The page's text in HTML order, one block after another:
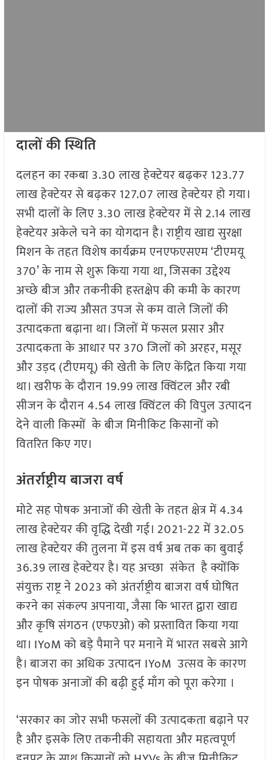
दालों की स्थिति
दलहन का रकबा 3.30 लाख हेक्टेयर बढ़कर 123.77
लाख हेक्टेयर से बढ़कर 127.07 लाख हेक्टेयर हो गया।
सभी दालों के लिए 3.30 लाख हेक्टेयर में से 2.14 लाख
हेक्टेयर अकेले चने का योगदान है। राष्ट्रीय खाद्य सुरक्षा
मिशन के तहत विशेष कार्यक्रम एनएफएसएम ‘टीएमयू
370’ के नाम से शुरू किया गया था, जिसका उद्देश्य
अच्छे बीज और तकनीकी हस्तक्षेप की कमी के कारण
दालों की राज्य औसत उपज से कम वाले जिलों की
उत्पादकता बढ़ाना था। जिलों में फसल प्रसार और
उत्पादकता के आधार पर 370 जिलों को अरहर, मसूर
और उड़द (टीएमयू) की खेती के लिए केंद्रित किया गया
था। खरीफ के दौरान 19.99 लाख क्विंटल और रबी
सीजन के दौरान 4.54 लाख क्विंटल की विपुल उत्पादन
देने वाली किस्मों के बीज मिनीकिट किसानों को
वितरित किए गए।
अंतर्राष्ट्रीय बाजरा वर्ष
मोटे सह पोषक अनाजों की खेती के तहत क्षेत्र में 4.34
लाख हेक्टेयर की वृद्धि देखी गई। 2021-22 में 32.05
लाख हेक्टेयर की तुलना में इस वर्ष अब तक का बुवाई
36.39 लाख हेक्टेयर है। यह अच्छा संकेत है क्योंकि
संयुक्त राष्ट्र ने 2023 को अंतर्राष्ट्रीय बाजरा वर्ष घोषित
करने का संकल्प अपनाया, जैसा कि भारत द्वारा खाद्य
और कृषि संगठन (एफएओ) को प्रस्तावित किया गया
था। IYoM को बड़े पैमाने पर मनाने में भारत सबसे आगे
है। बाजरा का अधिक उत्पादन IYoM उत्सव के कारण
इन पोषक अनाजों की बढ़ी हुई माँग को पूरा करेगा ।
‘सरकार का जोर सभी फसलों की उत्पादकता बढ़ाने पर
है और इसके लिए तकनीकी सहायता और महत्वपूर्ण